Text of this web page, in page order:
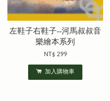
左鞋子右鞋子--河馬叔叔音
樂繪本系列
NT$ 299
加入購物車